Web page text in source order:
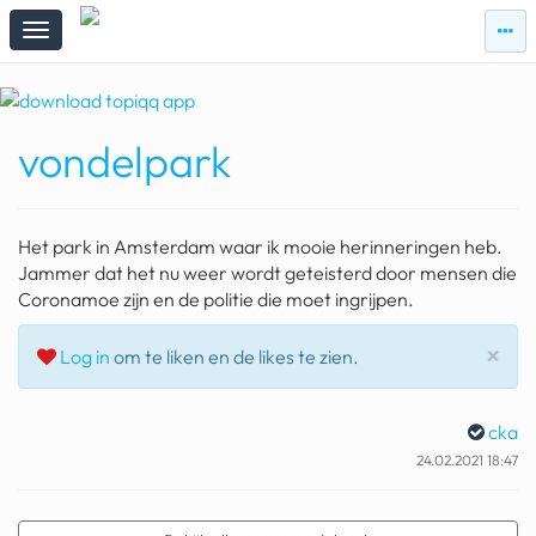
zie
topiqqs
zie
#vandaag
Topiqqs Reacties
ark van noach
pokemon kaarten
fomo
vondelpark
Het park in Amsterdam waar ik mooie herinneringen heb.
Jammer dat het nu weer wordt geteisterd door mensen die
Coronamoe zijn en de politie die moet ingrijpen.
×
Log in om te liken en de likes te zien.
cka
24.02.2021 18:47